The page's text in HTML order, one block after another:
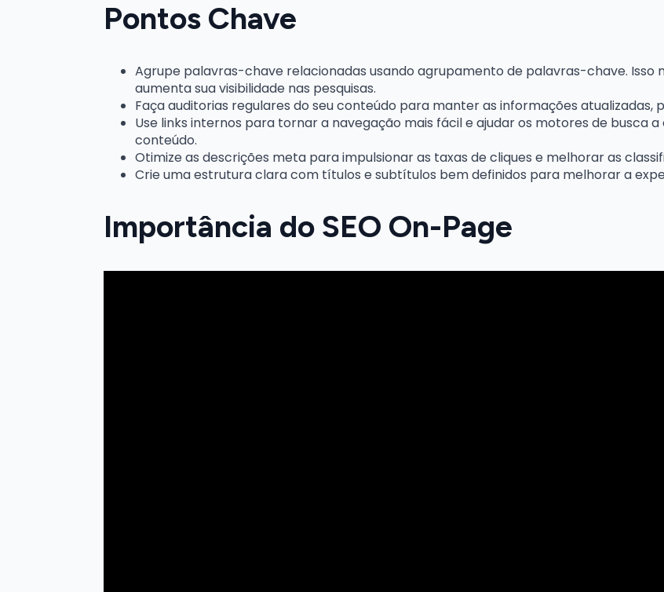
Pontos Chave
Agrupe palavras-chave relacionadas usando agrupamento de palavras-chave. Isso
aumenta sua visibilidade nas pesquisas.
Faça auditorias regulares do seu conteúdo para manter as informações atualizadas,
Use links internos para tornar a navegação mais fácil e ajudar os motores de busca
conteúdo.
Otimize as descrições meta para impulsionar as taxas de cliques e melhorar as
Crie uma estrutura clara com títulos e subtítulos bem definidos para melhorar a
Importância do SEO On-Page